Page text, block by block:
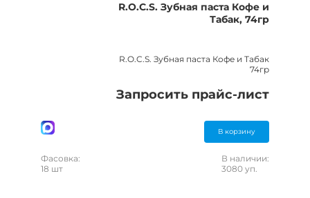
R.O.C.S. Зубная паста Кофе и
Табак, 74гр
R.O.C.S. Зубная паста Кофе и Табак
74гр
Запросить прайс-лист
В корзину
Фасовка:
18 шт
В наличии:
3080 уп.